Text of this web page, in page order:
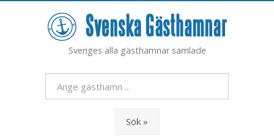
Sveriges alla gästhamnar samlade
Sök »